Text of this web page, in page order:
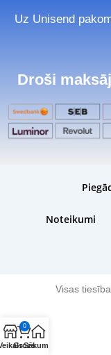
Uz Unisend
Droši
Noteikumi
Visas
0
GrozsSākums